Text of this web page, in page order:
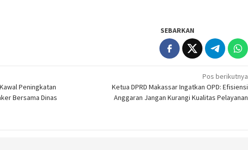
SEBARKAN
Peningkatan
Bersama Dinas
Pos berikutnya
Ketua DPRD Makassar Ingatkan OPD: Efisiensi
Anggaran Jangan Kurangi Kualitas Pelayanan